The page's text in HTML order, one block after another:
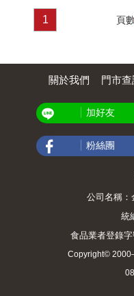
1 頁
關於我們 門市查
加好友
粉絲團
公司名稱：
統
食品業者登錄
Copyright©